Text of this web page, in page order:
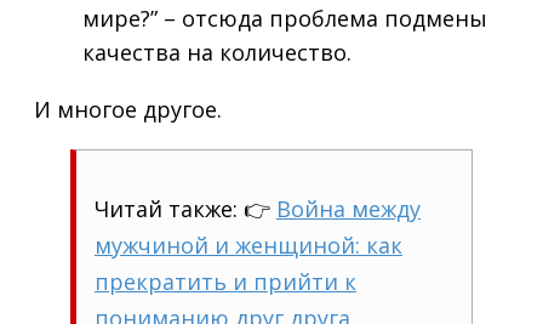
мире?” – отсюда проблема подмены
качества на количество.
И многое другое.
Читай также: 👉 Война между
мужчиной и женщиной: как
прекратить и прийти к
пониманию друг друга.